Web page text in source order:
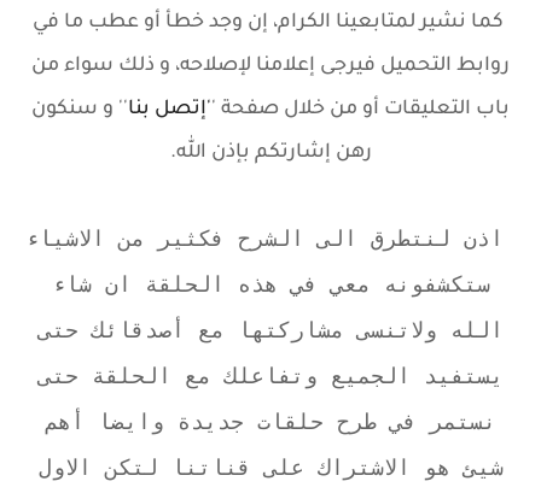
كما نشير لمتابعينا الكرام، إن وجد خطأ أو عطب ما في
روابط التحميل فيرجى إعلامنا لإصلاحه، و ذلك سواء من
باب التعليقات أو من خلال صفحة ''إتصل بنا'' و سنكون
رهن إشارتكم بإذن الله.
اذن لنتطرق الى الشرح فكثير من الاشياء
ستكشفونه معي في هذه الحلقة ان شاء
الله ولاتنسى مشاركتها مع أصدقائك حتى
يستفيد الجميع وتفاعلك مع الحلقة حتى
نستمر في طرح حلقات جديدة وايضا أهم
شيئ هو الاشتراك على قناتنا لتكن الاول